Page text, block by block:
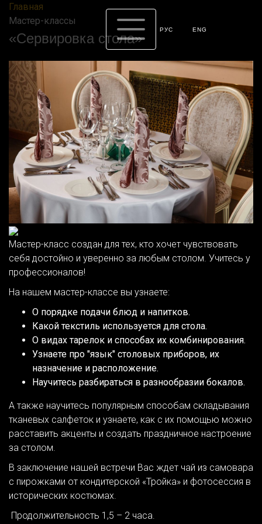
РУС ENG
Главная
Мастер-классы
«Сервировка стола»
Мастер-класс создан для тех, кто хочет чувствовать
себя достойно и уверенно за любым столом. Учитесь у
профессионалов!
На нашем мастер-классе вы узнаете:
О порядке подачи блюд и напитков.
Какой текстиль используется для стола.
О видах тарелок и способах их комбинирования.
Узнаете про "язык" столовых приборов, их
назначение и расположение.
Научитесь разбираться в разнообразии бокалов.
А также научитесь популярным способам складывания
тканевых салфеток и узнаете, как с их помощью можно
расставить акценты и создать праздничное настроение
за столом.
В заключение нашей встречи Вас ждет чай из самовара
с пирожками от кондитерской «Тройка» и фотосессия в
исторических костюмах.
Продолжительность 1,5 – 2 часа.